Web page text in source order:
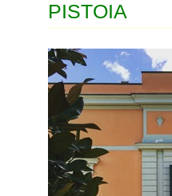
PISTOIA